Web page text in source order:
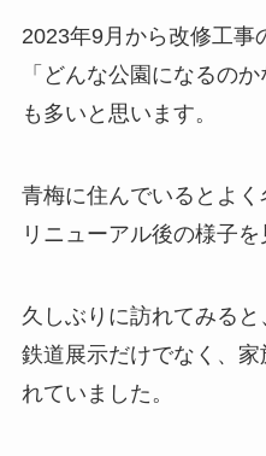
2023年9月から改修工事
「どんな公園になるの
も多いと思います。
青梅に住んでいるとよく
リニューアル後の様子を
久しぶりに訪れてみると
鉄道展示だけでなく、
れていました。